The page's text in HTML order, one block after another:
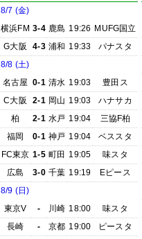
8/7 (金)
横浜FM 3-4 鹿島 19:26 MUFG国立
G大阪
4-3 浦和 19:33
パナスタ
8/8 (土)
名古屋 0-1 清水 19:03
豊田ス
C大阪
2-1 岡山 19:03
ハナサカ
柏
2-1 水戸 19:04
三協F柏
福岡
0-1 神戸 19:04
ベススタ
FC東京 1-5 町田 19:05
味スタ
広島
3-0 千葉 19:19
Eピース
8/9 (日)
東京V
- 川崎 18:00
味スタ
長崎
- 京都 19:00 ピースタ